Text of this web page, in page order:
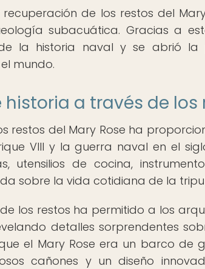
recuperación de los restos del
subacuática. Gracias a
la historia naval y se abrió la
mundo.
historia a través de los
restos del Mary Rose ha
VIII y la guerra naval en el
utensilios de cocina,
sobre la vida cotidiana de la
los restos ha permitido a los
detalles sorprendentes
el Mary Rose era un barco
cañones y un diseño